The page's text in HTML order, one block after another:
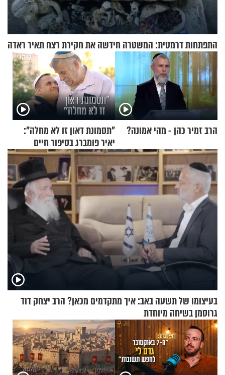
התפתחות דרמטית: המשטרה חידשה את חקירת רצח תאיר ראדה
הרב זמיר כהן - מהי אמונה?
"תסמונת דאון זו לא מחלה":
יאיר פומברג בסיפור חיים
מעורר השראה
בעיצומו של תשעה באב: איך מתקדמים מכאן? הרב יצחק דוד
גרוסמן בשיחה מיוחדת